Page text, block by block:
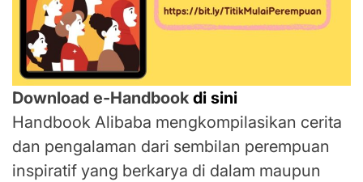
Download e-Handbook di sini
Handbook Alibaba mengkompilasikan cerita
dan pengalaman dari sembilan perempuan
inspiratif yang berkarya di dalam maupun